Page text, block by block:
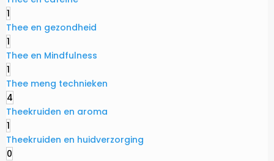
1
Thee en gezondheid
1
Thee en Mindfulness
1
Thee meng technieken
4
Theekruiden en aroma
1
Theekruiden en huidverzorging
0